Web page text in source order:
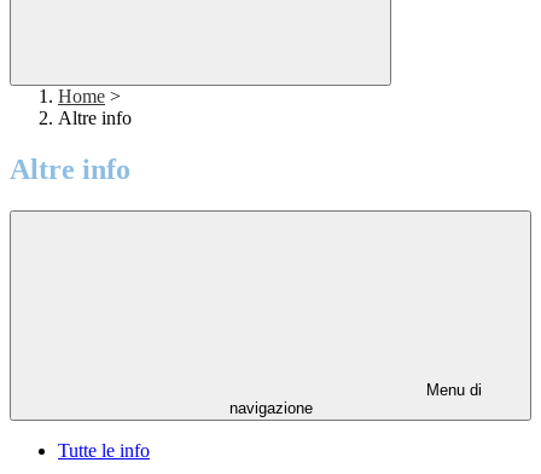
Home >
Altre info
Altre info
Menu di
navigazione
Tutte le info